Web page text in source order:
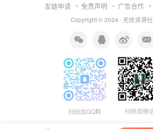
友链申请 免责声明 广告合作
Copyright © 2024 · 无忧资源社
扫码加QQ群 扫码加微